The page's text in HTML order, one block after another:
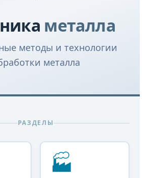
металла
методы и технологии
металла
РАЗДЕЛЫ
🏭